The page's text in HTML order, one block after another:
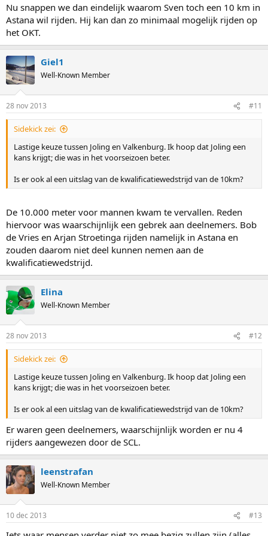
Nu snappen we dan eindelijk waarom Sven toch een 10 km in
Astana wil rijden. Hij kan dan zo minimaal mogelijk rijden op
het OKT.
Giel1
Well-Known Member
28 nov 2013 #11
Sidekick zei:
Lastige keuze tussen Joling en Valkenburg. Ik hoop dat Joling een
kans krijgt; die was in het voorseizoen beter.
Is er ook al een uitslag van de kwalificatiewedstrijd van de 10km?
De 10.000 meter voor mannen kwam te vervallen. Reden
hiervoor was waarschijnlijk een gebrek aan deelnemers. Bob
de Vries en Arjan Stroetinga rijden namelijk in Astana en
zouden daarom niet deel kunnen nemen aan de
kwalificatiewedstrijd.
Elina
Well-Known Member
28 nov 2013 #12
Sidekick zei:
Lastige keuze tussen Joling en Valkenburg. Ik hoop dat Joling een
kans krijgt; die was in het voorseizoen beter.
Is er ook al een uitslag van de kwalificatiewedstrijd van de 10km?
Er waren geen deelnemers, waarschijnlijk worden er nu 4
rijders aangewezen door de SCL.
leenstrafan
Well-Known Member
10 dec 2013 #13